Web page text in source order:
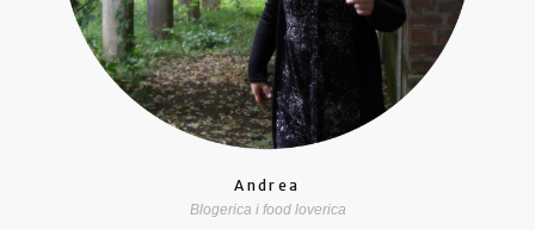
Andrea
Blogerica i food loverica